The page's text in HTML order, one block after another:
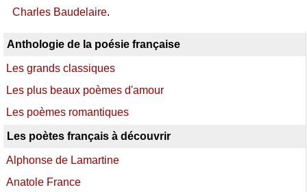
Charles Baudelaire.
Anthologie de la poésie française
Les grands classiques
Les plus beaux poèmes d'amour
Les poèmes romantiques
Les poètes français à découvrir
Alphonse de Lamartine
Anatole France